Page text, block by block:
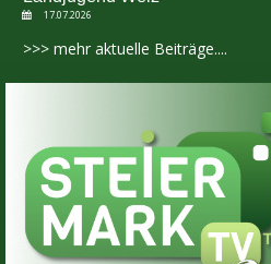
17.07.2026
>>> mehr aktuelle Beiträge....